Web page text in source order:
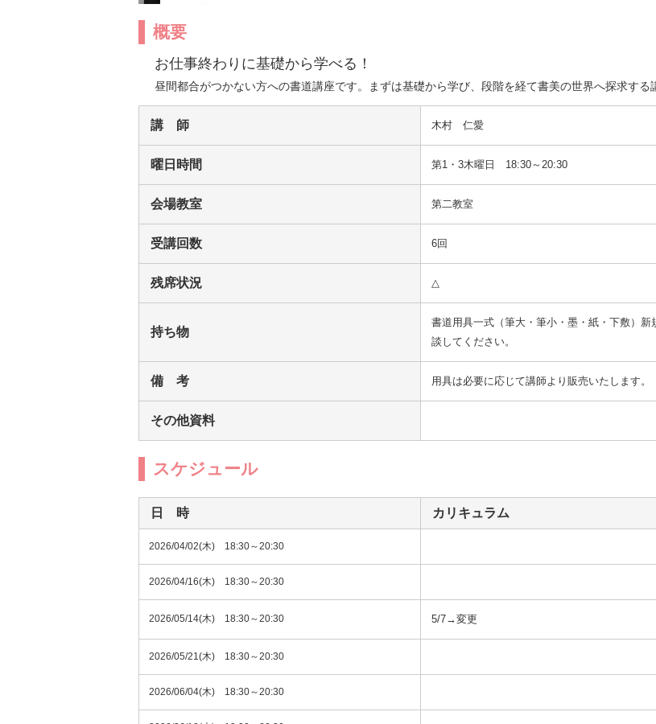
概要
お仕事終わりに基礎から学べる！
昼間都合がつかない方への書道講座です。まずは基礎から学び、段階を経て書美の世界へ探求する
講 師 木村　仁愛
曜日時間 第1・3木曜日 18:30～20:30
会場教室 第二教室
受講回数 6回
残席状況 △
持ち物
書道用具一式（筆大・筆小・墨・紙・下敷）
談してください。
備 考 用具は必要に応じて講師より販売いたします。
その他資料
スケジュール
日 時 カリキュラム
2026/04/02(木) 18:30～20:30
2026/04/16(木) 18:30～20:30
2026/05/14(木) 18:30～20:30 5/7→変更
2026/05/21(木) 18:30～20:30
2026/06/04(木) 18:30～20:30